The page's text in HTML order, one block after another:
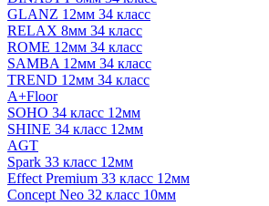
GLANZ 12мм 34 класс
RELAX 8мм 34 класс
ROME 12мм 34 класс
SAMBA 12мм 34 класс
TREND 12мм 34 класс
A+Floor
SOHO 34 класс 12мм
SHINE 34 класс 12мм
AGT
Spark 33 класс 12мм
Effect Premium 33 класс 12мм
Concept Neo 32 класс 10мм